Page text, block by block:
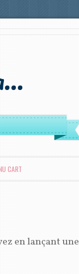
CART
en lançant une